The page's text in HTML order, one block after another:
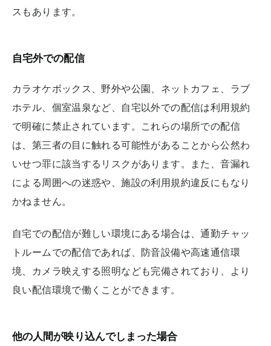
スもあります。
自宅外での配信
カラオケボックス、野外や公園、ネットカフェ、ラブ
ホテル、個室温泉など、自宅以外での配信は利用規約
で明確に禁止されています。これらの場所での配信
は、第三者の目に触れる可能性があることから公然わ
いせつ罪に該当するリスクがあります。また、音漏れ
による周囲への迷惑や、施設の利用規約違反にもなり
かねません。
自宅での配信が難しい環境にある場合は、通勤チャッ
トルームでの配信であれば、防音設備や高速通信環
境、カメラ映えする照明なども完備されており、より
良い配信環境で働くことができます。
他の人間が映り込んでしまった場合